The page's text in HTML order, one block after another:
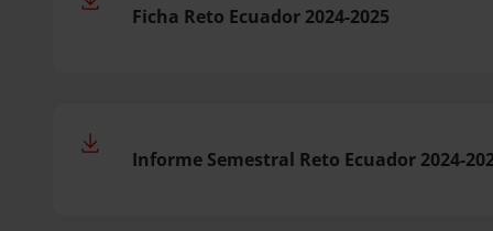
Ficha Reto Ecuador 2024-2025
Informe Semestral Reto Ecuador 2024-